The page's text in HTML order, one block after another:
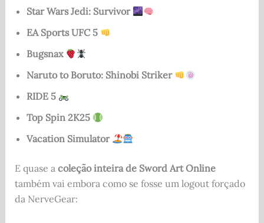
Star Wars Jedi: Survivor
EA Sports UFC 5
Bugsnax
Naruto to Boruto: Shinobi Striker
RIDE 5
Top Spin 2K25
Vacation Simulator
E quase a coleção inteira de Sword Art Online
também vai embora como se fosse um logout forçado
da NerveGear: